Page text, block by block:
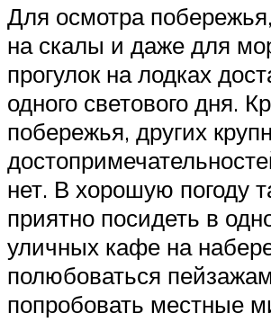
Для осмотра
на скалы и даже для
прогулок на лодках
одного светового дня.
побережья, других
нет. В хорошую погоду
приятно посидеть в
уличных кафе на
полюбоваться
попробовать местные